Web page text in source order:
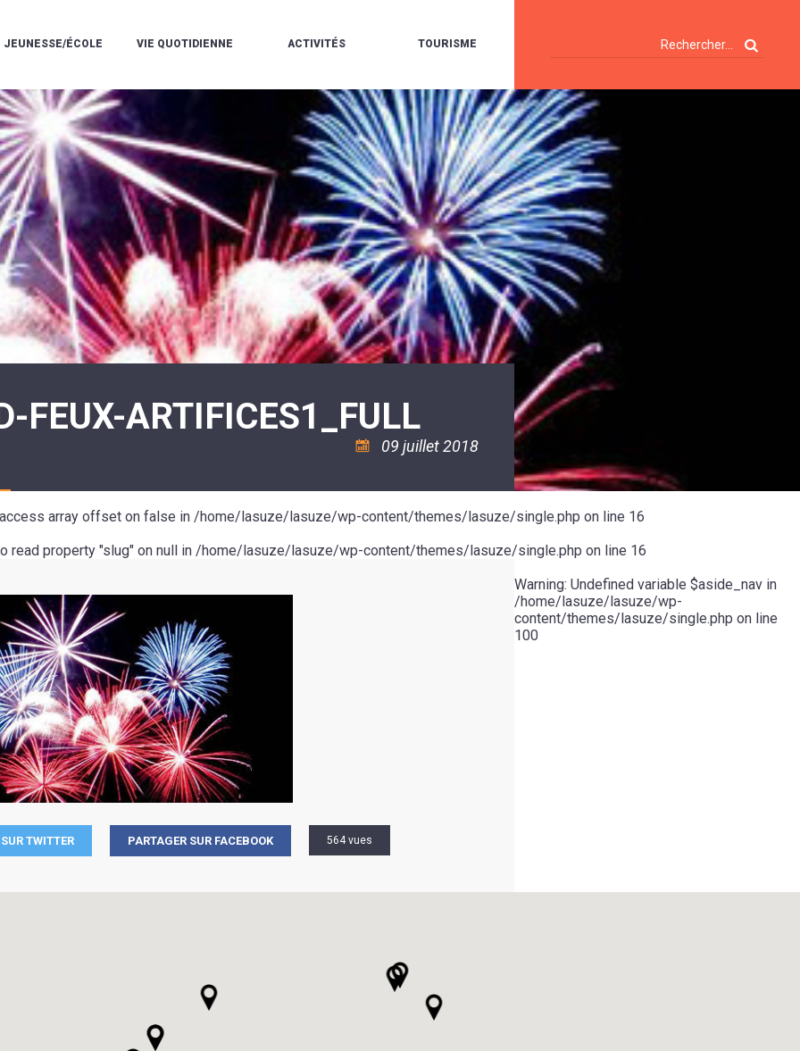
JEUNESSE/ÉCOLE
LES
COLLÈGE
ASSOCIATION
LA
VIE QUOTIDIENNE
DE
VIE
SOCIALE
QUELQUES
RÈGLES
DE
VIE
ENVIRONNEMENT
L'EAU
ET
L'ASSAINISSEMENT
LA
RÉSIDENCE
AUTONOMIE
LE
CCAS
/
RISQUES
ACTIVITÉS
MÉDIATHÈQUE
L'ÉCOLE
COMMUNAUTAIRE
MUSIQUE
L'ÉCOLE
COMMUNAUTAIRE
DE
DANSE
LA
PISCINE
COMMUNAUTAIRE
ASSOCIATIONS
TOURISME
LA
VOIE
VERTE
VISITES
ET
DÉCOUVERTES
LES
RANDONNÉES
LE
CAMPING
POUR
CAMPING-
CARS
TENTES
ET
CARAVANES
LA
HALTE
FLUVIALE
VENIR
array offset on false in /home/lasuze/lasuze/wp-content/themes/lasuze/single.php on line 16
read property "slug" on null in /home/lasuze/lasuze/wp-content/themes/lasuze/single.php on line 16
FEUX-ARTIFICES1_FULL
09 juillet 2018
TWITTER PARTAGER SUR FACEBOOK 564 vues
Warning: Undefined variable $aside_nav in
/home/lasuze/lasuze/wp-
content/themes/lasuze/single.php on line
100